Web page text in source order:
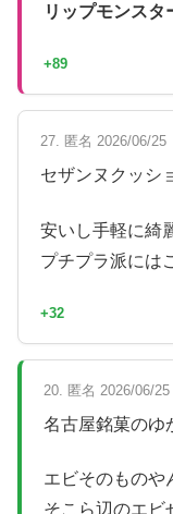
リップモンスタ
+89
27. 匿名 2026/06/25
セザンヌクッシ
安いし手軽に綺
プチプラ派には
+32
20. 匿名 2026/06/25
名古屋銘菓のゆ
エビそのものや
そこら辺のエビ